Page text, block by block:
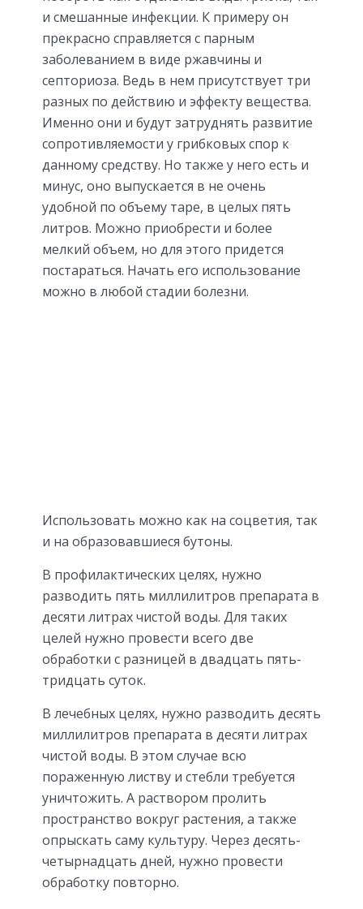
и смешанные инфекции. К примеру он
прекрасно справляется с парным
заболеванием в виде ржавчины и
септориоза. Ведь в нем присутствует три
разных по действию и эффекту вещества.
Именно они и будут затруднять развитие
сопротивляемости у грибковых спор к
данному средству. Но также у него есть и
минус, оно выпускается в не очень
удобной по объему таре, в целых пять
литров. Можно приобрести и более
мелкий объем, но для этого придется
постараться. Начать его использование
можно в любой стадии болезни.
Использовать можно как на соцветия, так
и на образовавшиеся бутоны.
В профилактических целях, нужно
разводить пять миллилитров препарата в
десяти литрах чистой воды. Для таких
целей нужно провести всего две
обработки с разницей в двадцать пять-
тридцать суток.
В лечебных целях, нужно разводить десять
миллилитров препарата в десяти литрах
чистой воды. В этом случае всю
пораженную листву и стебли требуется
уничтожить. А раствором пролить
пространство вокруг растения, а также
опрыскать саму культуру. Через десять-
четырнадцать дней, нужно провести
обработку повторно.